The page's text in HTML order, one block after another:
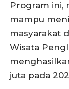
Program ini,
mampu
masyarakat
Wisata
juta pada